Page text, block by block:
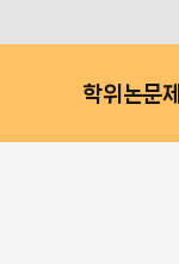
학위논문